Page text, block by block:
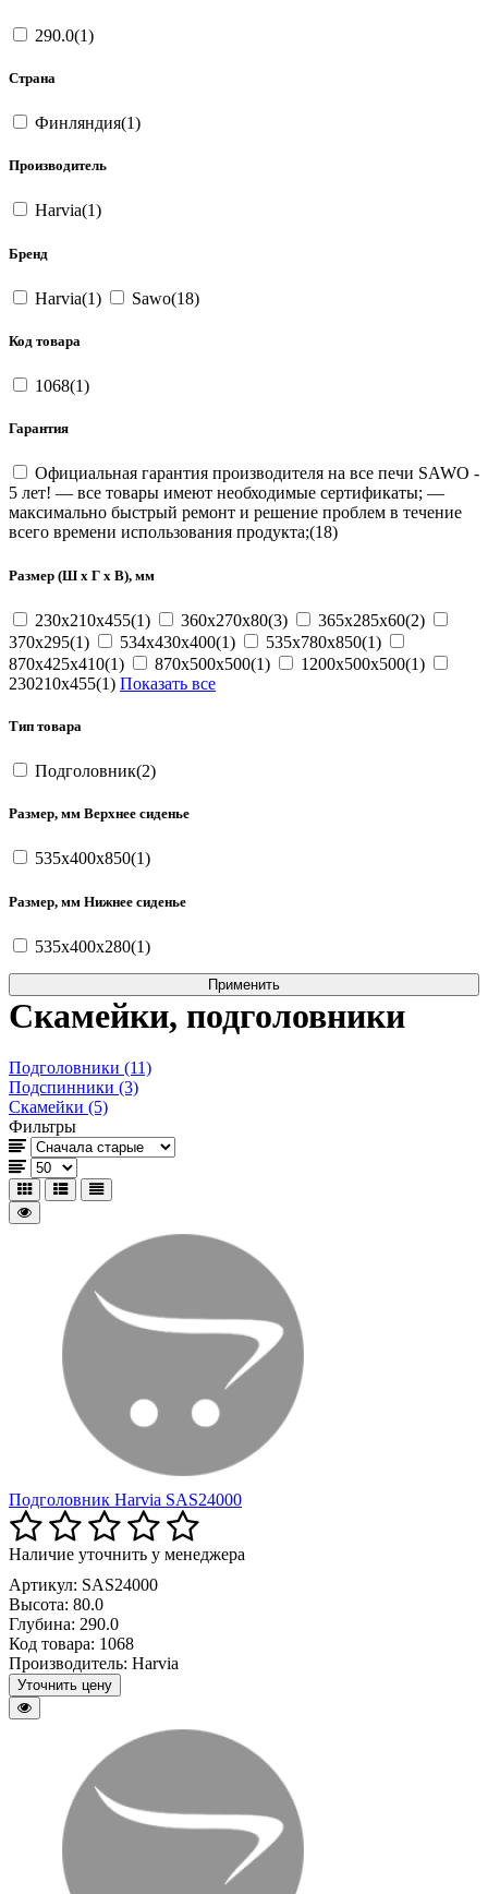
290.0(1)
Страна
Финляндия(1)
Производитель
Harvia(1)
Бренд
Harvia(1) Sawo(18)
Код товара
1068(1)
Гарантия
Официальная гарантия производителя на все печи SAWO -
5 лет! — все товары имеют необходимые сертификаты; —
максимально быстрый ремонт и решение проблем в течение
всего времени использования продукта;(18)
Размер (Ш x Г x В), мм
230x210x455(1) 360x270x80(3)
365x285x60(2)
370x295(1)
534x430x400(1)
535x780x850(1)
870x425x410(1)
870x500x500(1)
1200x500x500(1)
230210x455(1) Показать все
Тип товара
Подголовник(2)
Размер, мм Верхнее сиденье
535х400х850(1)
Размер, мм Нижнее сиденье
535х400х280(1)
Скамейки, подголовники
Подголовники (11)
Подспинники (3)
Скамейки (5)
Фильтры
Подголовник Harvia SAS24000
Наличие уточнить у менеджера
Артикул: SAS24000
Высота: 80.0
Глубина: 290.0
Код товара: 1068
Производитель: Harvia
Уточнить цену